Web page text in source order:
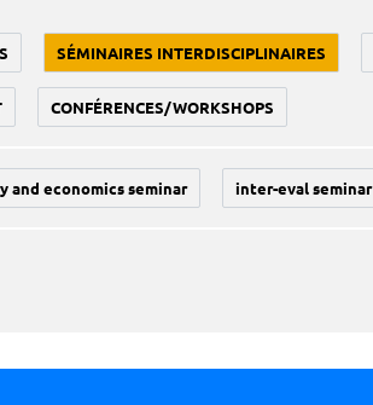
SÉMINAIRES INTERDISCIPLINAIRES
CONFÉRENCES/WORKSHOPS
and economics seminar inter-eval seminar